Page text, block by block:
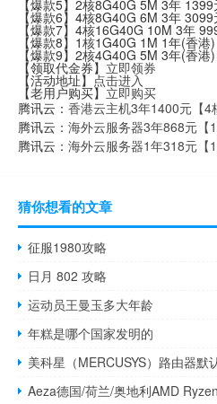
【爆款5】2核8G40G 5M 3年 1399
【爆款6】4核8G40G 6M 3年 3099
【爆款7】4核16G40G 10M 3年
【爆款8】1核1G40G 1M 1年(香港
【爆款9】2核4G40G 5M 3年(香港
【领取代金券】 立即领券
【活动地址】 点击进入
【老用户购买】立即购买
腾讯云： 香港云主机3年1400元【4
腾讯云： 海外云服务器3年868元【1
腾讯云： 海外云服务器1年318元【1
猜你想看的文章
征服1980攻略
日月 802 攻略
运动员王曼玉多大年龄
年糕是哪个国家发明的
美科星（MERCUSYS）路由器默